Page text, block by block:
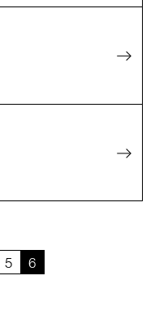
5 6